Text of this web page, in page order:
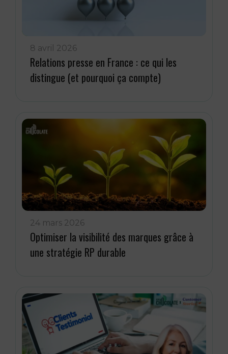
8 avril 2026
Relations presse en France : ce qui les
distingue (et pourquoi ça compte)
24 mars 2026
Optimiser la visibilité des marques grâce à
une stratégie RP durable